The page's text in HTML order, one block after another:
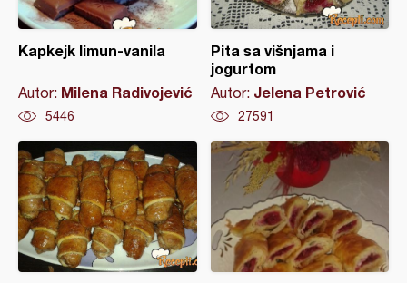
Kapkejk limun-vanila
Autor: Milena Radivojević
5446
Pita sa višnjama i
jogurtom
Autor: Jelena Petrović
27591